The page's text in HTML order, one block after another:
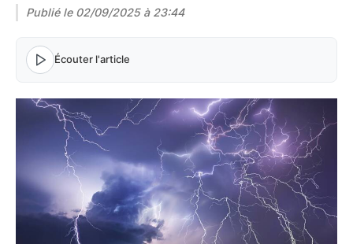
Publié le 02/09/2025 à 23:44
Écouter l'article